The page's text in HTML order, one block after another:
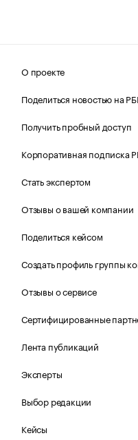
О проекте
Поделиться новостью на
Получить пробный доступ
Корпоративная подписка
Стать экспертом
Отзывы о вашей компании
Поделиться кейсом
Создать профиль группы
Отзывы о сервисе
Сертифицированные
Лента публикаций
Эксперты
Выбор редакции
Кейсы